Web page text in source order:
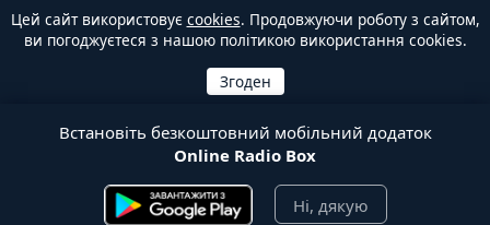
Цей сайт використовує cookies. Продовжуючи роботу з сайтом,
ви погоджуєтеся з нашою політикою використання cookies.
Встановіть безкоштовний мобільний додаток
Online Radio Box
Ні, дякую